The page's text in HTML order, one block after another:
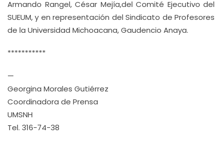
Armando Rangel, César Mejía,del Comité Ejecutivo del
SUEUM, y en representación del Sindicato de Profesores
de la Universidad Michoacana, Gaudencio Anaya.
***********
—
Georgina Morales Gutiérrez
Coordinadora de Prensa
UMSNH
Tel. 316-74-38